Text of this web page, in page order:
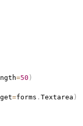
=50 )
=forms . Textarea )